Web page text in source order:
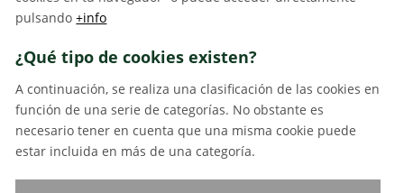
pulsando+info
¿Qué tipo de cookies existen?
A continuación, se realiza una clasificación de las cookies en
función de una serie de categorías. No obstante es
necesario tener en cuenta que una misma cookie puede
estar incluida en más de una categoría.